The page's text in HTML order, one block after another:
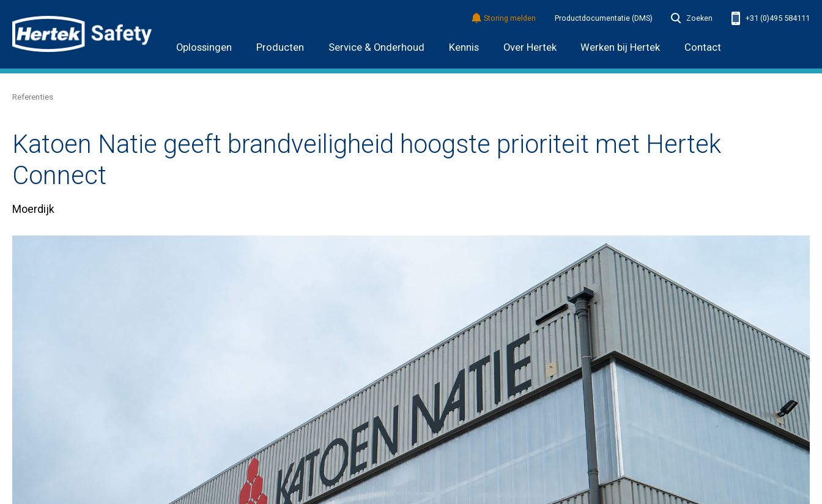
Oplossingen Producten Service & Onderhoud Kennis Over Hertek Werken bij Hertek Contact
Storing melden Productdocumentatie (DMS) Zoeken +31 (0)495 584111
Referenties
Katoen Natie geeft brandveiligheid hoogste prioriteit met Hertek
Connect
Moerdijk